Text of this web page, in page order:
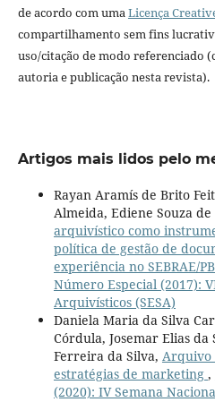
de acordo com umaLicença
compartilhamento sem fins
uso/citação de modo referenciado
autoria e publicação nesta revista).
Artigos mais lidos pelo
Rayan Aramís de Brito
Almeida, Ediene Souza
arquivístico como
política de gestão de
experiência no SEBRAE/PB
Número Especial (2017):
Arquivísticos (SESA)
Daniela Maria da Silva
Córdula, Josemar Elias
Ferreira da Silva, Arquivo
estratégias de marketing ,
(2020): IV Semana